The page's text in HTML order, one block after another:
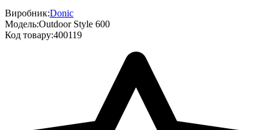
Виробник:Donic
Модель:Outdoor Style 600
Код товару:400119